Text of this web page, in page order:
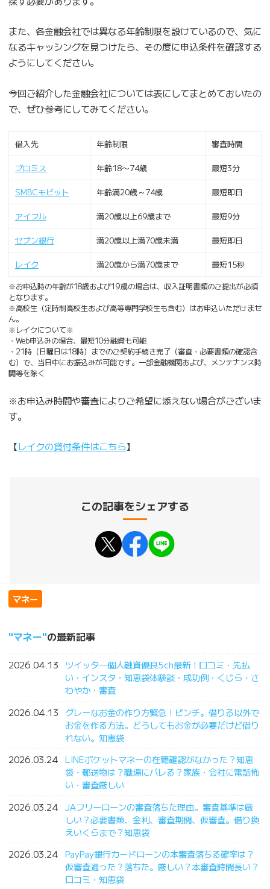
また、各金融会社では異なる年齢制限を設けているので、気に
なるキャッシングを見つけたら、その度に申込条件を確認する
ようにしてください。
今回ご紹介した金融会社については表にしてまとめておいたの
で、ぜひ参考にしてみてください。
借入先 年齢制限 審査時間
プロミス 年齢18〜74歳 最短3分
SMBCモビット 年齢満20歳～74歳 最短即日
アイフル 満20歳以上69歳まで 最短9分
セブン銀行 満20歳以上満70歳未満 最短即日
レイク 満20歳から満70歳まで 最短15秒
※お申込時の年齢が18歳および19歳の場合は、収入証明書類のご提出が必須
となります。
※高校生（定時制高校生および高等専門学校生も含む）はお申込いただけませ
ん。
※レイクについて※
・Web申込みの場合、最短10分融資も可能
・21時（日曜日は18時）までのご契約手続き完了（審査・必要書類の確認含
む）で、当日中にお振込みが可能です。一部金融機関および、メンテナンス時
間等を除く
※お申込み時間や審査によりご希望に添えない場合がございま
す。
【レイクの貸付条件はこちら】
この記事をシェアする
マネー
マネー の最新記事
2026.04.13
ツイッター個人融資優良5ch最新！口コミ・先払
い・インスタ・知恵袋体験談・成功例・くじら・さ
わやか・審査
2026.04.13
グレーなお金の作り方緊急！ピンチ。借りる以外で
お金を作る方法。どうしてもお金が必要だけど借り
れない。知恵袋
2026.03.24 LINEポケットマネーの在籍確認がなかった？知恵
袋・郵送物は？職場にバレる？家族・会社に電話怖
い・審査厳しい
2026.03.24 JAフリーローンの審査落ちた理由。審査基準は厳
しい？必要書類、金利、審査期間、仮審査。借り換
えいくらまで？知恵袋
2026.03.24 PayPay銀行カードローンの本審査落ちる確率は？
仮審査通った？落ちた。厳しい？本審査時間長い？
口コミ・知恵袋